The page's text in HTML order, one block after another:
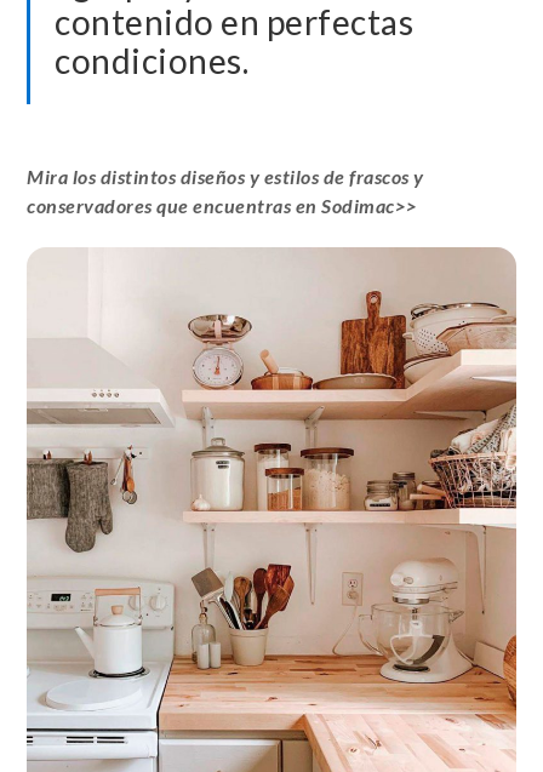
contenido en perfectas
condiciones.
Mira los distintos diseños y estilos de frascos y
conservadores que encuentras en Sodimac>>